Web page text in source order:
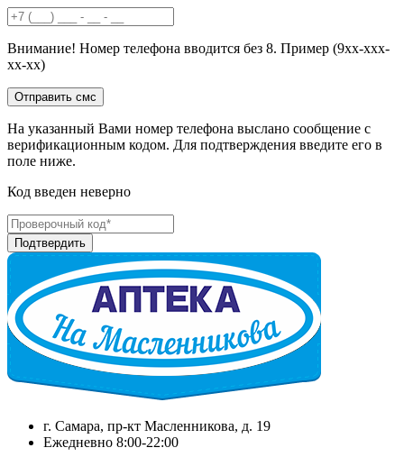
Внимание! Номер телефона вводится без 8. Пример (9хх-ххх-
хх-хх)
На указанный Вами номер телефона выслано сообщение с
верификационным кодом. Для подтверждения введите его в
поле ниже.
Код введен неверно
г. Самара, пр-кт Масленникова, д. 19
Ежедневно 8:00-22:00